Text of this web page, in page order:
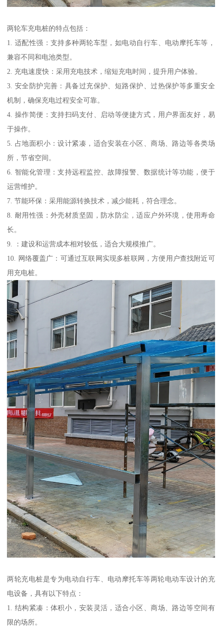
两轮车充电桩的特点包括：
1. 适配性强：支持多种两轮车型，如电动自行车、电动摩托车等，
兼容不同和电池类型。
2. 充电速度快：采用充电技术，缩短充电时间，提升用户体验。
3. 安全防护完善：具备过充保护、短路保护、过热保护等多重安全
机制，确保充电过程安全可靠。
4. 操作简便：支持扫码支付、启动等便捷方式，用户界面友好，易
于操作。
5. 占地面积小：设计紧凑，适合安装在小区、商场、路边等各类场
所，节省空间。
6. 智能化管理：支持远程监控、故障报警、数据统计等功能，便于
运营维护。
7. 节能环保：采用能源转换技术，减少能耗，符合理念。
8. 耐用性强：外壳材质坚固，防水防尘，适应户外环境，使用寿命
长。
9. ：建设和运营成本相对较低，适合大规模推广。
10. 网络覆盖广：可通过互联网实现多桩联网，方便用户查找附近可
用充电桩。
两轮充电桩是专为电动自行车、电动摩托车等两轮电动车设计的充
电设备，具有以下特点：
1. 结构紧凑：体积小，安装灵活，适合小区、商场、路边等空间有
限的场所。